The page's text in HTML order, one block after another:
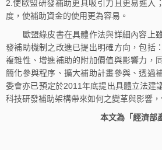
2.使歐盟研發補助更具吸引力且更易進入
度，使補助資金的使用更為容易。
歐盟綠皮書在具體作法與詳細內容上
發補助機制之改進已提出明確方向，包括
複雜性、增進補助的附加價值與影響力，
簡化參與程序、擴大補助計畫參與、透過
委會亦已預定於2011年底提出具體立法建
科技研發補助架構帶來如何之變革與影響，
本文為「經濟部